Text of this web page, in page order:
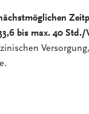
bis max. 40 Std./